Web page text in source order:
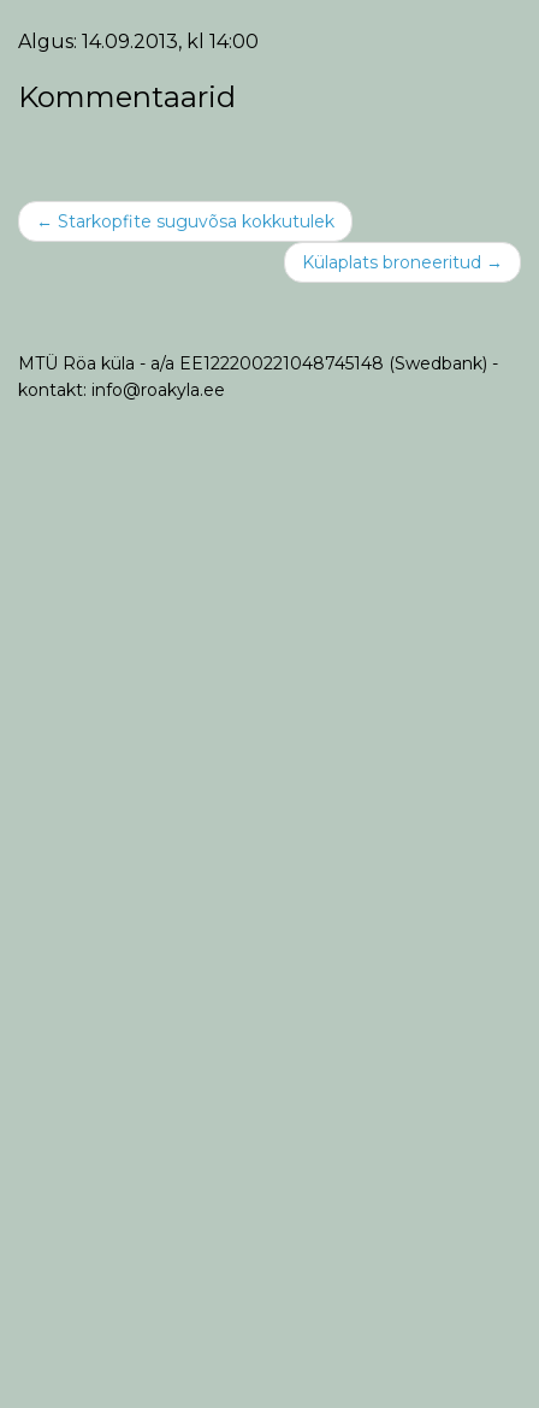
Algus: 14.09.2013, kl 14:00
Kommentaarid
Post
navigation
← Starkopfite suguvõsa kokkutulek
Külaplats broneeritud →
MTÜ Röa küla - a/a EE122200221048745148 (Swedbank) -
kontakt: info@roakyla.ee